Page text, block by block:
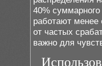
40%
работают менее
от частых
важно для